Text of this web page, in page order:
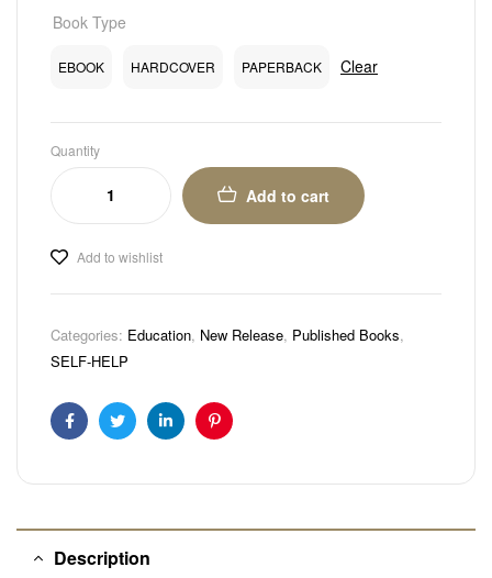
Book Type
EBOOK HARDCOVER PAPERBACK Clear
Quantity
Add to cart
Add to wishlist
Categories: Education, New Release, Published Books,
SELF-HELP
FacebookTwitterLinkedinPinterest
Description